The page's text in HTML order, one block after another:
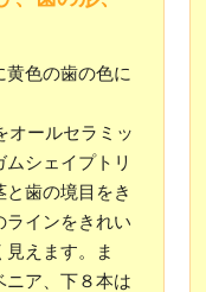
色の歯の色に
オールセラミッ
シェイプトリ
歯の境目をき
ラインをきれい
えます。ま
ニア、下８本は